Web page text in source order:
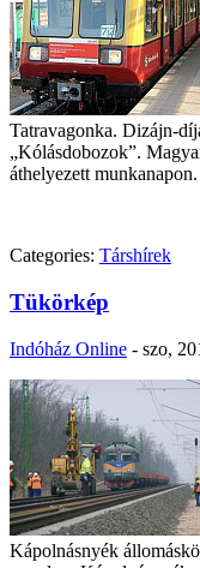
Tatravagonka. Dizájn-
„Kólásdobozok”.
áthelyezett munkanapon.
Categories: Társhírek
Tükörkép
Indóház Online - szo,
Kápolnásnyék